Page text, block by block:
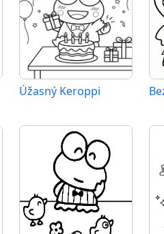
Úžasný Keroppi